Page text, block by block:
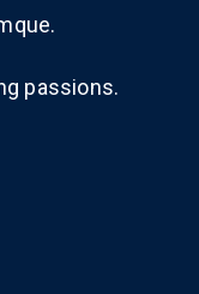
passions.